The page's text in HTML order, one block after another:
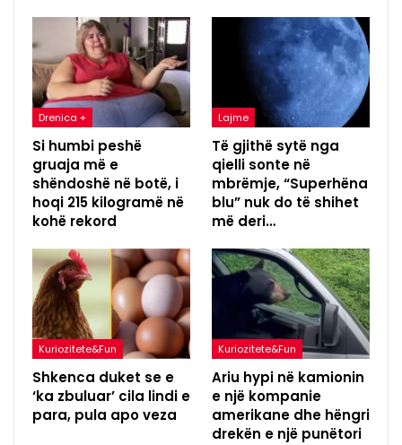
Drenica +
Si humbi peshë
gruaja më e
shëndoshë në botë, i
hoqi 215 kilogramë në
kohë rekord
Lajme
Të gjithë sytë nga
qielli sonte në
mbrëmje, “Superhëna
blu” nuk do të shihet
më deri…
Kuriozitete&Fun
Shkenca duket se e
‘ka zbuluar’ cila lindi e
para, pula apo veza
Kuriozitete&Fun
Ariu hypi në kamionin
e një kompanie
amerikane dhe hëngri
drekën e një punëtori